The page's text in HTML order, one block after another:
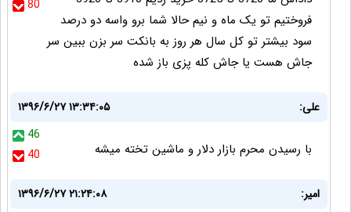
80
فروختیم تو یک ماه و نیم حالا شما برو واسه دو درصد
سود بیشتر تو کل سال هر روز به بانکت سر بزن ببین سر
جاش هست یا جاش کله پزی باز شده
علی:
۱۳۹۶/۶/۲۷ ۱۳:۳۴:۰۵
46
40
با رسیدن محرم بازار دلار و ماشین تخته میشه
امیر:
۱۳۹۶/۶/۲۷ ۲۱:۲۴:۰۸